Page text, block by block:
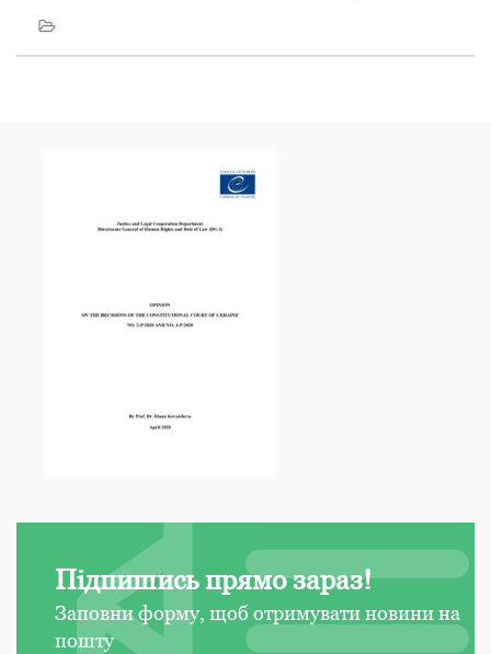
Підпишись прямо зараз!
Заповни форму, щоб отримувати новини на
пошту